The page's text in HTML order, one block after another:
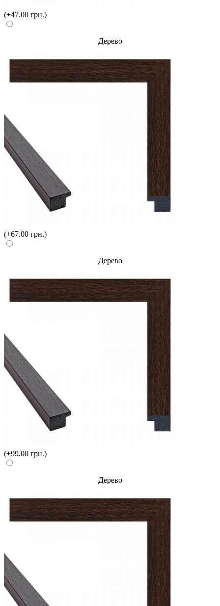
(+47.00 грн.)
Дерево
(+67.00 грн.)
Дерево
(+99.00 грн.)
Дерево